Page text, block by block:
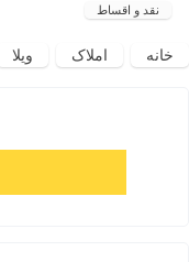
نقد و اقساط
خانه املاک ویلا